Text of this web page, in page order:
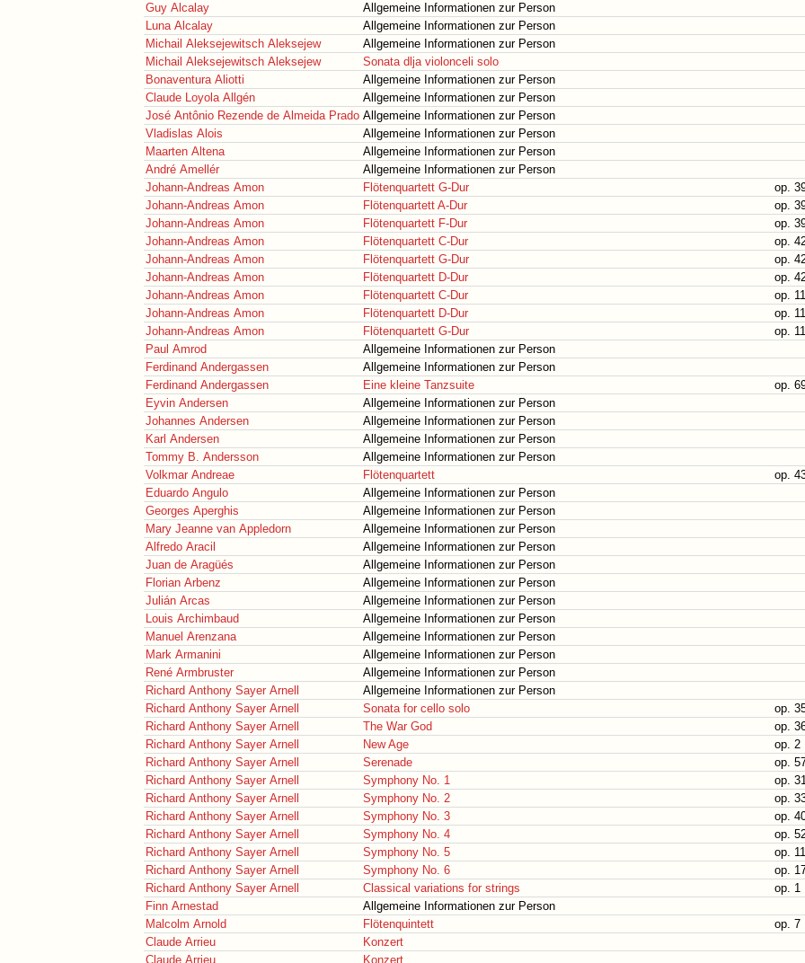
Guy Alcalay
Allgemeine Informationen zur Person
Luna Alcalay
Allgemeine Informationen zur Person
Michail Aleksejewitsch Aleksejew
Allgemeine Informationen zur Person
Michail Aleksejewitsch Aleksejew
Sonata dlja violonceli solo
Bonaventura Aliotti
Allgemeine Informationen zur Person
Claude Loyola Allgén
Allgemeine Informationen zur Person
José Antônio Rezende de Almeida Prado Allgemeine Informationen zur Person
Vladislas Alois
Allgemeine Informationen zur Person
Maarten Altena
Allgemeine Informationen zur Person
André Amellér
Allgemeine Informationen zur Person
Johann-Andreas Amon
Flötenquartett G-Dur
op.
Johann-Andreas Amon
Flötenquartett A-Dur
op.
Johann-Andreas Amon
Flötenquartett F-Dur
op.
Johann-Andreas Amon
Flötenquartett C-Dur
op.
Johann-Andreas Amon
Flötenquartett G-Dur
op.
Johann-Andreas Amon
Flötenquartett D-Dur
op.
Johann-Andreas Amon
Flötenquartett C-Dur
op.
Johann-Andreas Amon
Flötenquartett D-Dur
op.
Johann-Andreas Amon
Flötenquartett G-Dur
op.
Paul Amrod
Allgemeine Informationen zur Person
Ferdinand Andergassen
Allgemeine Informationen zur Person
Ferdinand Andergassen
Eine kleine Tanzsuite
op.
Eyvin Andersen
Allgemeine Informationen zur Person
Johannes Andersen
Allgemeine Informationen zur Person
Karl Andersen
Allgemeine Informationen zur Person
Tommy B. Andersson
Allgemeine Informationen zur Person
Volkmar Andreae
Flötenquartett
op.
Eduardo Angulo
Allgemeine Informationen zur Person
Georges Aperghis
Allgemeine Informationen zur Person
Mary Jeanne van Appledorn
Allgemeine Informationen zur Person
Alfredo Aracil
Allgemeine Informationen zur Person
Juan de Aragüés
Allgemeine Informationen zur Person
Florian Arbenz
Allgemeine Informationen zur Person
Julián Arcas
Allgemeine Informationen zur Person
Louis Archimbaud
Allgemeine Informationen zur Person
Manuel Arenzana
Allgemeine Informationen zur Person
Mark Armanini
Allgemeine Informationen zur Person
René Armbruster
Allgemeine Informationen zur Person
Richard Anthony Sayer Arnell
Allgemeine Informationen zur Person
Richard Anthony Sayer Arnell
Sonata for cello solo
op.
Richard Anthony Sayer Arnell
The War God
op.
Richard Anthony Sayer Arnell
New Age
op. 2
Richard Anthony Sayer Arnell
Serenade
op.
Richard Anthony Sayer Arnell
Symphony No. 1
op.
Richard Anthony Sayer Arnell
Symphony No. 2
op.
Richard Anthony Sayer Arnell
Symphony No. 3
op.
Richard Anthony Sayer Arnell
Symphony No. 4
op.
Richard Anthony Sayer Arnell
Symphony No. 5
op.
Richard Anthony Sayer Arnell
Symphony No. 6
op.
Richard Anthony Sayer Arnell
Classical variations for strings
op. 1
Finn Arnestad
Allgemeine Informationen zur Person
Malcolm Arnold
Flötenquintett
op. 7
Claude Arrieu
Konzert
Claude Arrieu
Konzert